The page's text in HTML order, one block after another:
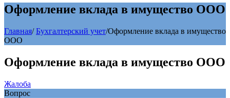
Оформление вклада в имущество ООО
Главная/ Бухгалтерский учет/Оформление вклада в имущество
ООО
Оформление вклада в имущество ООО
Жалоба
Вопрос